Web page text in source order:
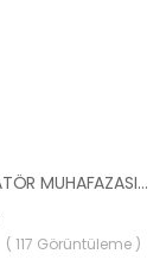
SAĞ RADYATÖR MUHAFAZASI BLUE DİZEL SAĞ 29134-1R600-HMC
( 117 Görüntüleme )